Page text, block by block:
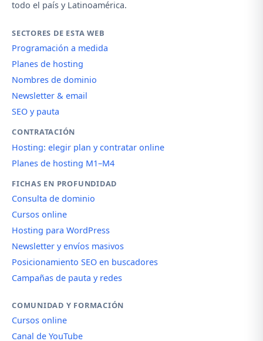
todo el país y Latinoamérica.
SECTORES DE ESTA WEB
Programación a medida
Planes de hosting
Nombres de dominio
Newsletter & email
SEO y pauta
CONTRATACIÓN
Hosting: elegir plan y contratar online
Planes de hosting M1–M4
FICHAS EN PROFUNDIDAD
Consulta de dominio
Cursos online
Hosting para WordPress
Newsletter y envíos masivos
Posicionamiento SEO en buscadores
Campañas de pauta y redes
COMUNIDAD Y FORMACIÓN
Cursos online
Canal de YouTube